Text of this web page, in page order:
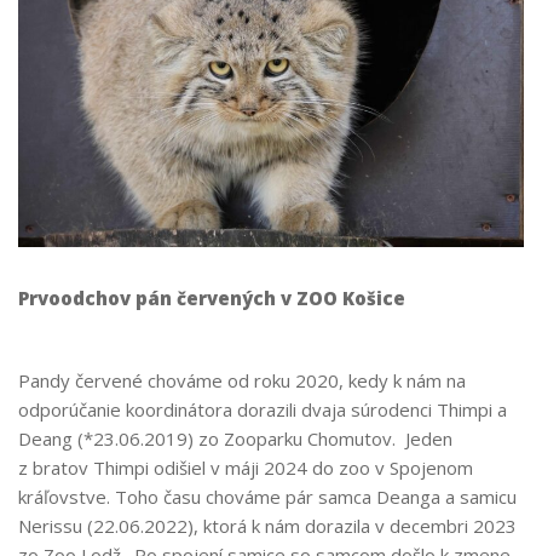
Prvoodchov pán červených v ZOO Košice
Pandy červené chováme od roku 2020, kedy k nám na
odporúčanie koordinátora dorazili dvaja súrodenci Thimpi a
Deang (*23.06.2019) zo Zooparku Chomutov. Jeden
z bratov Thimpi odišiel v máji 2024 do zoo v Spojenom
kráľovstve. Toho času chováme pár samca Deanga a samicu
Nerissu (22.06.2022), ktorá k nám dorazila v decembri 2023